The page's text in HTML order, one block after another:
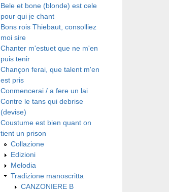
Bele et bone (blonde) est cele
pour qui je chant
Bons rois Thiebaut, consolliez
moi sire
Chanter m'estuet que ne m'en
puis tenir
Chançon ferai, que talent m'en
est pris
Conmencerai / a fere un lai
Contre le tans qui debrise
(devise)
Coustume est bien quant on
tient un prison
Collazione
Edizioni
Melodia
Tradizione manoscritta
CANZONIERE B